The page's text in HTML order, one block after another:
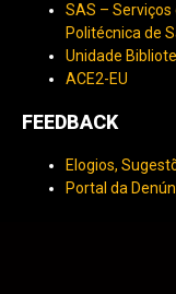
SAS – Serviços
Politécnica de
Unidade
ACE2-EU
FEEDBACK
Elogios,
Portal da